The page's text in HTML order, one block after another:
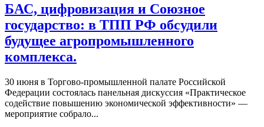
БАС, цифровизация и Союзное
государство: в ТПП РФ обсудили
будущее агропромышленного
комплекса.
30 июня в Торгово-промышленной палате Российской
Федерации состоялась панельная дискуссия «Практическое
содействие повышению экономической эффективности» —
мероприятие собрало...